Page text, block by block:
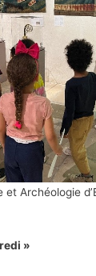
et Archéologie
»